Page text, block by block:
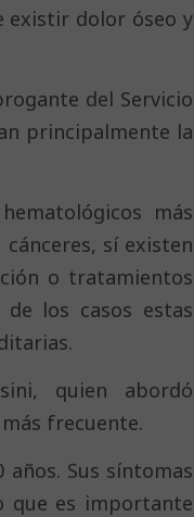
existir dolor óseo y
del Servicio
principalmente la
más
sí existen
o tratamientos
los casos estas
quien abordó
frecuente.
Sus síntomas
que es importante